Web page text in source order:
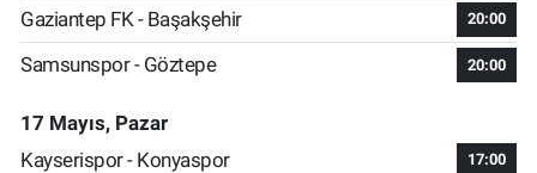
Gaziantep FK - Başakşehir 20:00
Samsunspor - Göztepe 20:00
17 Mayıs, Pazar
Kayserispor - Konyaspor
17:00